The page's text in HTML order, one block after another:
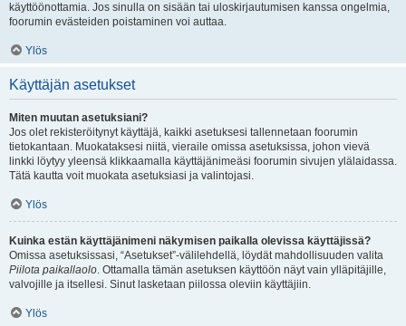
käyttöönottamia. Jos sinulla on sisään tai uloskirjautumisen kanssa ongelmia,
foorumin evästeiden poistaminen voi auttaa.
Ylös
Käyttäjän asetukset
Miten muutan asetuksiani?
Jos olet rekisteröitynyt käyttäjä, kaikki asetuksesi tallennetaan foorumin
tietokantaan. Muokataksesi niitä, vieraile omissa asetuksissa, johon vievä
linkki löytyy yleensä klikkaamalla käyttäjänimeäsi foorumin sivujen ylälaidassa.
Tätä kautta voit muokata asetuksiasi ja valintojasi.
Ylös
Kuinka estän käyttäjänimeni näkymisen paikalla olevissa käyttäjissä?
Omissa asetuksissasi, “Asetukset”-välilehdellä, löydät mahdollisuuden valita
Piilota paikallaolo. Ottamalla tämän asetuksen käyttöön näyt vain ylläpitäjille,
valvojille ja itsellesi. Sinut lasketaan piilossa oleviin käyttäjiin.
Ylös